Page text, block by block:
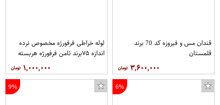
قندان مس و فیروزه کد 70 برند
قلمستان
۳,۶۰۰,۰۰۰
لوله خراطی فرفورژه مخصوص نرده
اندازه ۷۵برند ثامن فرفورژه هربسته
۱,۰۰۰,۰۰۰
6%
9%